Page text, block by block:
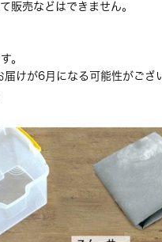
販売などはできません。
。
届けが6月になる可能性がござ